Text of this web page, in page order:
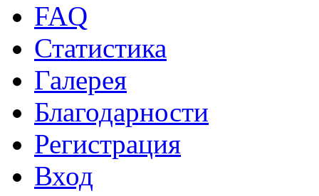
FAQ
Статистика
Галерея
Благодарности
Регистрация
Вход